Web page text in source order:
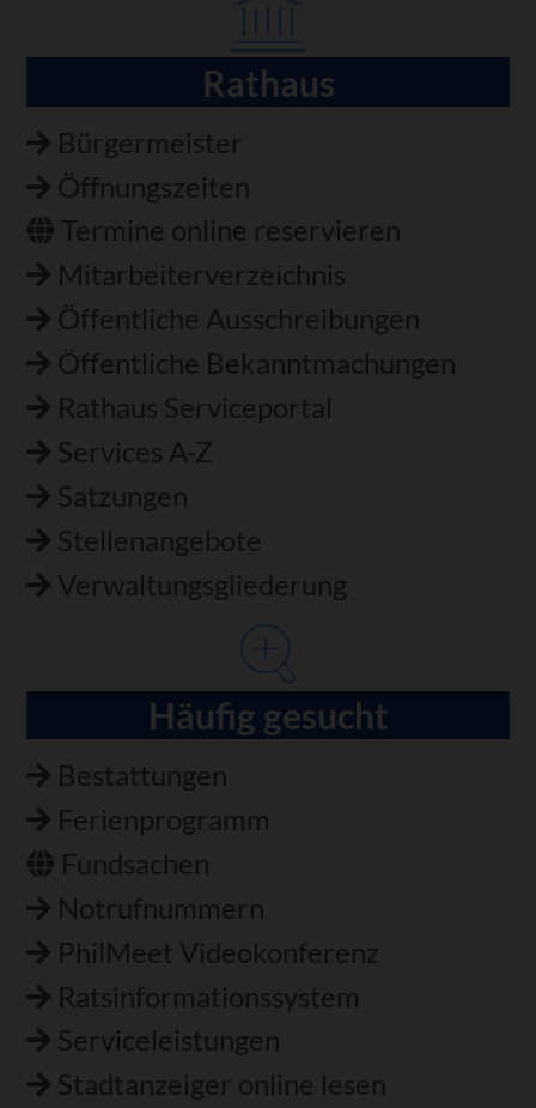
Rathaus
Bürgermeister
Öffnungszeiten
Termine online reservieren
Mitarbeiterverzeichnis
Öffentliche Ausschreibungen
Öffentliche Bekanntmachungen
Rathaus Serviceportal
Services A-Z
Satzungen
Stellenangebote
Verwaltungsgliederung
Häufig gesucht
Bestattungen
Ferienprogramm
Fundsachen
Notrufnummern
PhilMeet Videokonferenz
Ratsinformationssystem
Serviceleistungen
Stadtanzeiger online lesen